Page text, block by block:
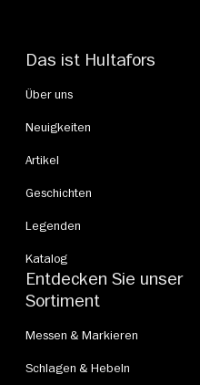
Das ist Hultafors
Über uns
Neuigkeiten
Artikel
Geschichten
Legenden
Katalog
Entdecken Sie unser
Sortiment
Messen & Markieren
Schlagen & Hebeln